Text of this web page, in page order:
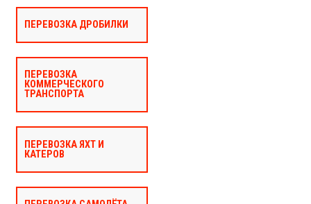
ПЕРЕВОЗКА ДРОБИЛКИ
ПЕРЕВОЗКА
КОММЕРЧЕСКОГО
ТРАНСПОРТА
ПЕРЕВОЗКА ЯХТ И
КАТЕРОВ